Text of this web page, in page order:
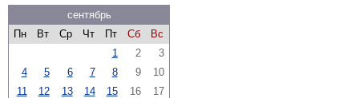
сентябрь
Пн
Вт Ср Чт Пт Сб
Вс
1
2
3
4
5 6 7 8 9
10
11
12 13 14 15 16
17